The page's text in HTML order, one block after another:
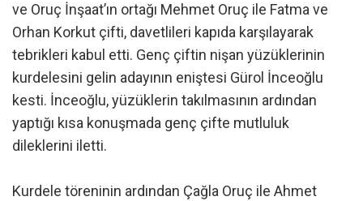
ve Oruç İnşaat’ın ortağı Mehmet Oruç ile Fatma ve
Orhan Korkut çifti, davetlileri kapıda karşılayarak
tebrikleri kabul etti. Genç çiftin nişan yüzüklerinin
kurdelesini gelin adayının eniştesi Gürol İnceoğlu
kesti. İnceoğlu, yüzüklerin takılmasının ardından
yaptığı kısa konuşmada genç çifte mutluluk
dileklerini iletti.
Kurdele töreninin ardından Çağla Oruç ile Ahmet